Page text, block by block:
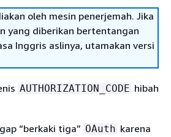
oleh mesin penerjemah. Jika
yang diberikan bertentangan
Inggris aslinya, utamakan versi
AUTHORIZATION_CODE hibah
“berkaki tiga” OAuth karena